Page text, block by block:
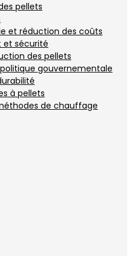
pellets
et réduction des coûts
et sécurité
des pellets
gouvernementale
à pellets
de chauffage